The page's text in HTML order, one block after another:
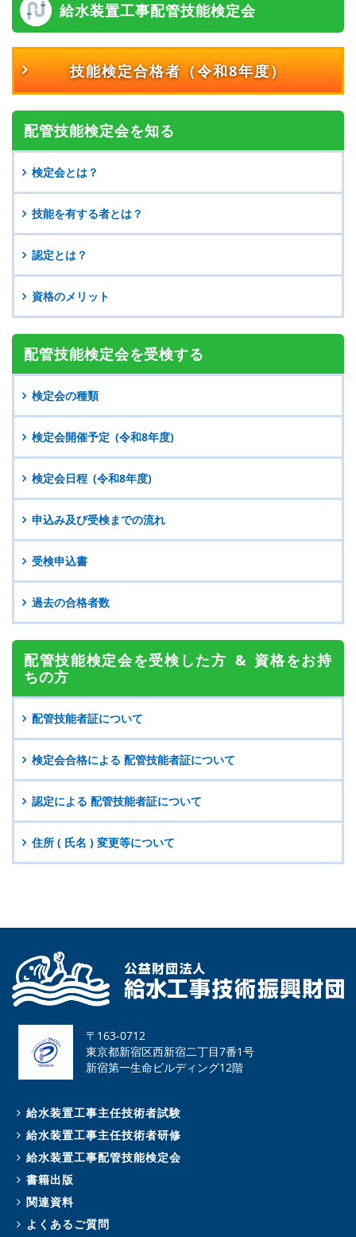
給水装置工事配管技能検定会
技能検定合格者（令和8年度）
配管技能検定会を知る
検定会とは？
技能を有する者とは？
認定とは？
資格のメリット
配管技能検定会を受検する
検定会の種類
検定会開催予定 (令和8年度)
検定会日程 (令和8年度)
申込み及び受検までの流れ
受検申込書
過去の合格者数
配管技能検定会を受検した方 & 資格をお持
ちの方
配管技能者証について
検定会合格による 配管技能者証について
認定による 配管技能者証について
住所 ( 氏名 ) 変更等について
〒163-0712
東京都新宿区西新宿二丁目7番1号
新宿第一生命ビルディング12階
給水装置工事主任技術者試験
給水装置工事主任技術者研修
給水装置工事配管技能検定会
書籍出版
関連資料
よくあるご質問